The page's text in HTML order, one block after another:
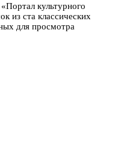
культурного
из ста классических
для просмотра